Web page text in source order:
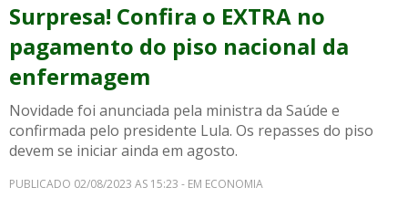
Surpresa! Confira o EXTRA no
pagamento do piso nacional da
enfermagem
Novidade foi anunciada pela ministra da Saúde e
confirmada pelo presidente Lula. Os repasses do piso
devem se iniciar ainda em agosto.
PUBLICADO 02/08/2023 AS 15:23 - EM ECONOMIA